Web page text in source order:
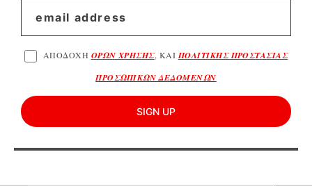
ΑΠΟΔΟΧΗ ΟΡΩΝ ΧΡΗΣΗΣ, ΚΑΙΠΟΛΙΤΙΚΗΣ ΠΡΟΣΤΑΣΙΑΣ
ΠΡΟΣΩΠΙΚΩΝ ΔΕΔΟΜΕΝΩΝ
SIGN UP